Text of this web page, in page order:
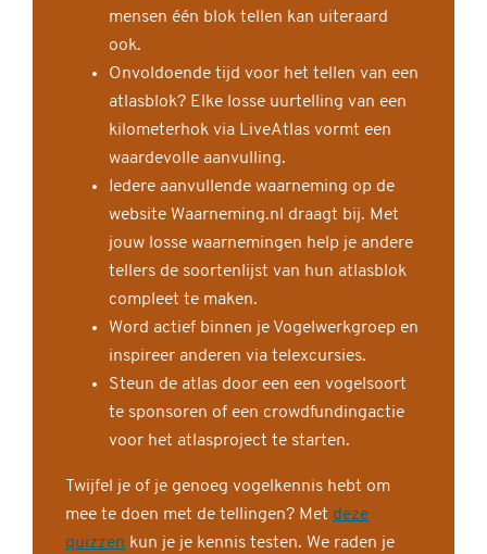
mensen één blok tellen kan uiteraard
ook.
Onvoldoende tijd voor het tellen van een
atlasblok? Elke losse uurtelling van een
kilometerhok via LiveAtlas vormt een
waardevolle aanvulling.
Iedere aanvullende waarneming op de
website Waarneming.nl draagt bij. Met
jouw losse waarnemingen help je andere
tellers de soortenlijst van hun atlasblok
compleet te maken.
Word actief binnen je Vogelwerkgroep en
inspireer anderen via telexcursies.
Steun de atlas door een een vogelsoort
te sponsoren of een crowdfundingactie
voor het atlasproject te starten.
Twijfel je of je genoeg vogelkennis hebt om
mee te doen met de tellingen? Met deze
quizzen kun je je kennis testen. We raden je